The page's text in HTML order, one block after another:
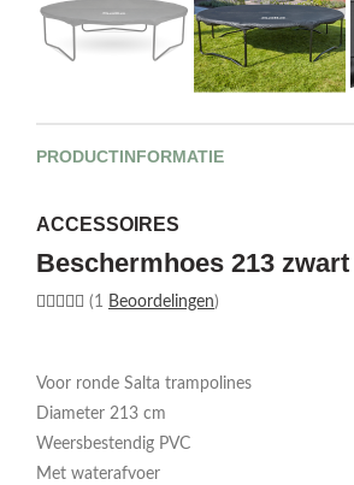
PRODUCTINFORMATIE
ACCESSOIRES
Beschermhoes 213 zwart
(1 Beoordelingen)
Voor ronde Salta trampolines
Diameter 213 cm
Weersbestendig PVC
Met waterafvoer